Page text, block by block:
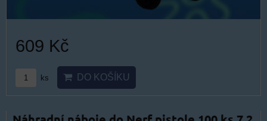
609 Kč
ks DO KOŠÍKU